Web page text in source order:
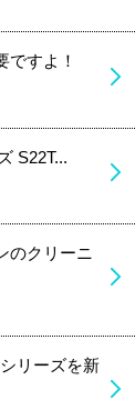
ですよ！
S22T...
のクリーニ
リーズを新